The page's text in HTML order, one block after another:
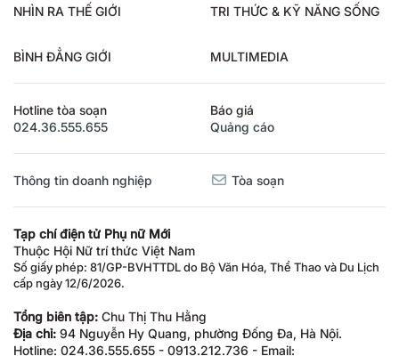
NHÌN RA THẾ GIỚI TRI THỨC & KỸ NĂNG SỐNG
BÌNH ĐẲNG GIỚI MULTIMEDIA
Hotline tòa soạn
024.36.555.655
Báo giá
Quảng cáo
Thông tin doanh nghiệp Tòa soạn
Tạp chí điện tử Phụ nữ Mới
Thuộc Hội Nữ trí thức Việt Nam
Số giấy phép: 81/GP-BVHTTDL do Bộ Văn Hóa, Thể Thao và Du Lịch
cấp ngày 12/6/2026.
Tổng biên tập: Chu Thị Thu Hằng
Địa chỉ: 94 Nguyễn Hy Quang, phường Đống Đa, Hà Nội.
Hotline: 024.36.555.655 - 0913.212.736 - Email: